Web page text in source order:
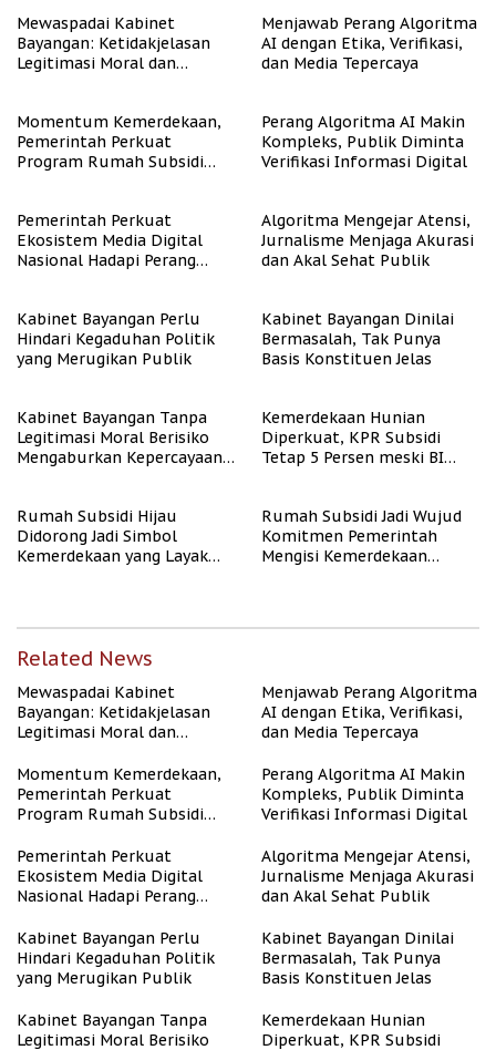
Mewaspadai Kabinet
Bayangan: Ketidakjelasan
Legitimasi Moral dan
Menjawab Perang Algoritma
AI dengan Etika, Verifikasi,
dan Media Tepercaya
Momentum Kemerdekaan,
Pemerintah Perkuat
Program Rumah Subsidi
Perang Algoritma AI Makin
Kompleks, Publik Diminta
Verifikasi Informasi Digital
Pemerintah Perkuat
Ekosistem Media Digital
Nasional Hadapi Perang
Algoritma Mengejar Atensi,
Jurnalisme Menjaga Akurasi
dan Akal Sehat Publik
Kabinet Bayangan Perlu
Hindari Kegaduhan Politik
yang Merugikan Publik
Kabinet Bayangan Dinilai
Bermasalah, Tak Punya
Basis Konstituen Jelas
Kabinet Bayangan Tanpa
Legitimasi Moral Berisiko
Mengaburkan Kepercayaan
Kemerdekaan Hunian
Diperkuat, KPR Subsidi
Tetap 5 Persen meski BI
Rumah Subsidi Hijau
Didorong Jadi Simbol
Kemerdekaan yang Layak
Rumah Subsidi Jadi Wujud
Komitmen Pemerintah
Mengisi Kemerdekaan
Related News
Mewaspadai Kabinet
Bayangan: Ketidakjelasan
Legitimasi Moral dan
Menjawab Perang Algoritma
AI dengan Etika, Verifikasi,
dan Media Tepercaya
Momentum Kemerdekaan,
Pemerintah Perkuat
Program Rumah Subsidi
Berpenghasilan Rendah
Perang Algoritma AI Makin
Kompleks, Publik Diminta
Verifikasi Informasi Digital
Pemerintah Perkuat
Ekosistem Media Digital
Nasional Hadapi Perang
Algoritma Mengejar Atensi,
Jurnalisme Menjaga Akurasi
dan Akal Sehat Publik
Kabinet Bayangan Perlu
Hindari Kegaduhan Politik
yang Merugikan Publik
Kabinet Bayangan Dinilai
Bermasalah, Tak Punya
Basis Konstituen Jelas
Kabinet Bayangan Tanpa
Legitimasi Moral Berisiko
Kemerdekaan Hunian
Diperkuat, KPR Subsidi